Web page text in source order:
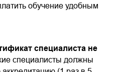
обучение удобным
специалиста не
специалисты должны